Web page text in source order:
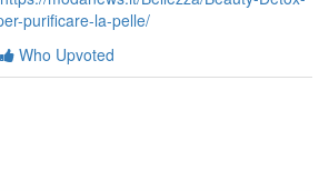
purificare-la-pelle/
Who Upvoted